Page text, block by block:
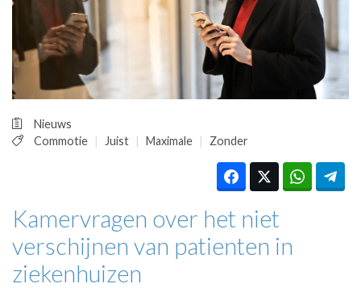
PRAKTIJKZAKEN
TARIEVEN
VPHUISARTSEN
MEDISCHE VAKHANDEL
REGISTRATIE
Nieuws
Commotie
Juist Maximale Zonder
Kamervragen over het niet
verschijnen van patienten in
ziekenhuizen